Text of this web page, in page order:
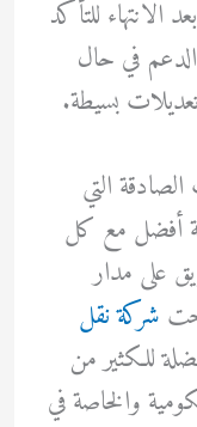
الانتهاء للتأكد
في حال
بسيطة.
التي
أفضل مع كل
على مدار
شركة نقل
للكثير من
والخاصة في